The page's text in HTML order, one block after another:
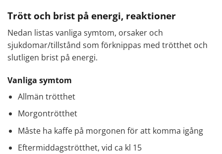
Trött och brist på energi, reaktioner
Nedan listas vanliga symtom, orsaker och
sjukdomar/tillstånd som förknippas med trötthet och
slutligen brist på energi.
Vanliga symtom
Allmän trötthet
Morgontrötthet
Måste ha kaffe på morgonen för att komma igång
Eftermiddagströtthet, vid ca kl 15